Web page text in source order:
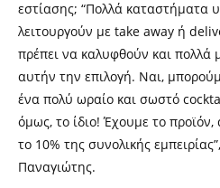
εστίασης; “Πολλά καταστήματα
λειτουργούν με take away ή
πρέπει να καλυφθούν και πολλά
αυτήν την επιλογή. Ναι,
ένα πολύ ωραίο και σωστό
όμως, το ίδιο! Έχουμε το προϊόν,
το 10% της συνολικής
Παναγιώτης.